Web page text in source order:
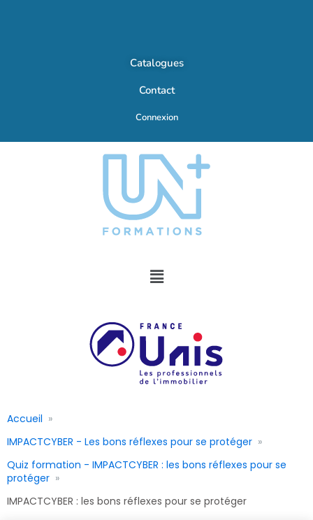
Catalogues
Contact
Connexion
Accueil
IMPACTCYBER - Les bons réflexes pour se protéger
Quiz formation - IMPACTCYBER : les bons réflexes pour se
protéger
IMPACTCYBER : les bons réflexes pour se protéger